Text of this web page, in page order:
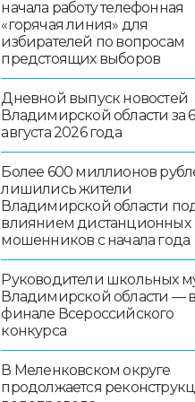
начала работу телефонная
«горячая линия» для
избирателей по вопросам
предстоящих выборов
Дневной выпуск новостей
Владимирской области за 6
августа 2026 года
Более 600 миллионов
лишились жители
Владимирской области
влиянием дистанционных
мошенников с начала года
Руководители школьных
Владимирской области — в
финале Всероссийского
конкурса
В Меленковском округе
продолжается